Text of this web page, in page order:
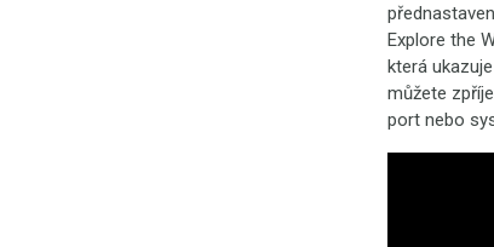
Explore the
která
můžete
port nebo